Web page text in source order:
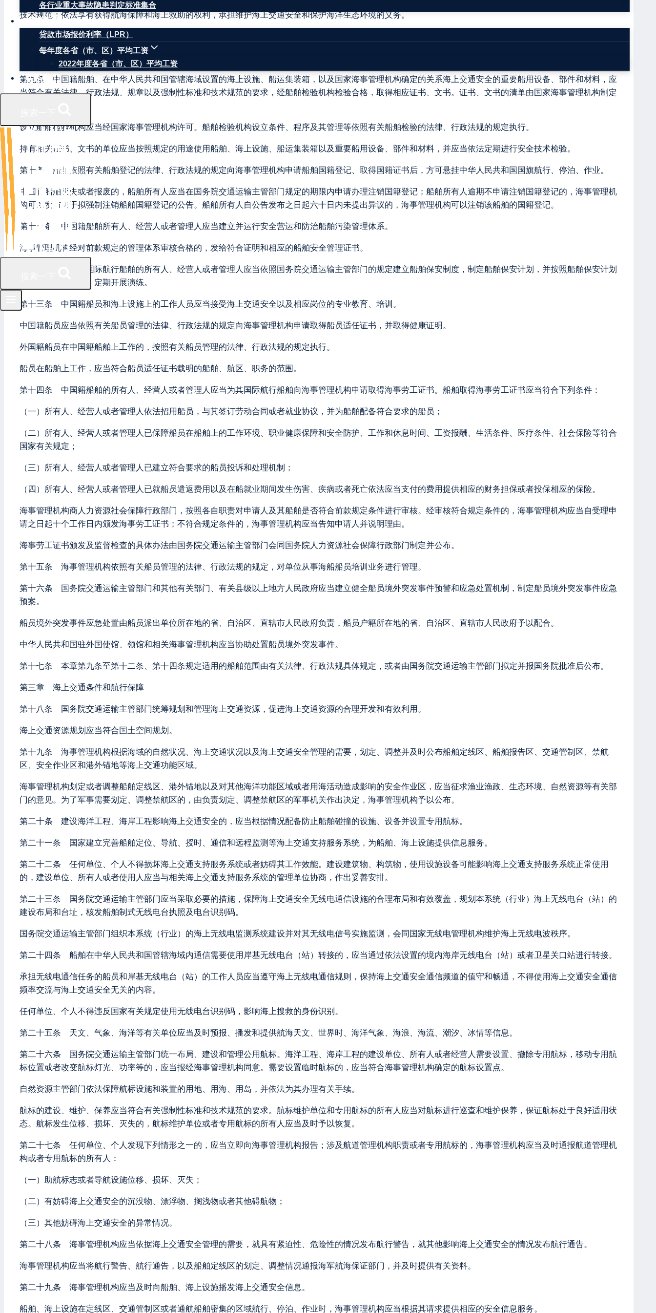
各行业重大事故隐患判定标准集合
权威数据
贷款市场报价利率（LPR）
每年度各省（市、区）平均工资
2022年度各省（市、区）平均工资
联系我们
技术规范；依法享有获得航海保障和海上救助的权利，承担维护海上交通安全和保护海洋生态环境的义务。
第八条 国家鼓励和支持先进科学技术在海上交通安全工作中的应用，促进海上交通安全现代化建设，提高海上交通安全科学技术水平。
第二章 船舶、海上设施和船员
第九条 中国籍船舶、在中华人民共和国管辖海域设置的海上设施、船运集装箱，以及国家海事管理机构确定的关系海上交通安全的重要船用设备、部件和材料，应
当符合有关法律、行政法规、规章以及强制性标准和技术规范的要求，经船舶检验机构检验合格，取得相应证书、文书。证书、文书的清单由国家海事管理机构制定
设立船舶检验机构应当经国家海事管理机构许可。船舶检验机构设立条件、程序及其管理等依照有关船舶检验的法律、行政法规的规定执行。
持有相关证书、文书的单位应当按照规定的用途使用船舶、海上设施、船运集装箱以及重要船用设备、部件和材料，并应当依法定期进行安全技术检验。
第十条 船舶依照有关船舶登记的法律、行政法规的规定向海事管理机构申请船舶国籍登记、取得国籍证书后，方可悬挂中华人民共和国国旗航行、停泊、作业。
中国籍船舶灭失或者报废的，船舶所有人应当在国务院交通运输主管部门规定的期限内申请办理注销国籍登记；船舶所有人逾期不申请注销国籍登记的，海事管理机
构可以发布关于拟强制注销船舶国籍登记的公告。船舶所有人自公告发布之日起六十日内未提出异议的，海事管理机构可以注销该船舶的国籍登记。
第十一条 中国籍船舶所有人、经营人或者管理人应当建立并运行安全营运和防治船舶污染管理体系。
海事管理机构经对前款规定的管理体系审核合格的，发给符合证明和相应的船舶安全管理证书。
第十二条 中国籍国际航行船舶的所有人、经营人或者管理人应当依照国务院交通运输主管部门的规定建立船舶保安制度，制定船舶保安计划，并按照船舶保安计划
配备船舶保安设备，定期开展演练。
第十三条 中国籍船员和海上设施上的工作人员应当接受海上交通安全以及相应岗位的专业教育、培训。
中国籍船员应当依照有关船员管理的法律、行政法规的规定向海事管理机构申请取得船员适任证书，并取得健康证明。
外国籍船员在中国籍船舶上工作的，按照有关船员管理的法律、行政法规的规定执行。
船员在船舶上工作，应当符合船员适任证书载明的船舶、航区、职务的范围。
第十四条 中国籍船舶的所有人、经营人或者管理人应当为其国际航行船舶向海事管理机构申请取得海事劳工证书。船舶取得海事劳工证书应当符合下列条件：
（一）所有人、经营人或者管理人依法招用船员，与其签订劳动合同或者就业协议，并为船舶配备符合要求的船员；
（二）所有人、经营人或者管理人已保障船员在船舶上的工作环境、职业健康保障和安全防护、工作和休息时间、工资报酬、生活条件、医疗条件、社会保险等符合
国家有关规定；
（三）所有人、经营人或者管理人已建立符合要求的船员投诉和处理机制；
（四）所有人、经营人或者管理人已就船员遣返费用以及在船就业期间发生伤害、疾病或者死亡依法应当支付的费用提供相应的财务担保或者投保相应的保险。
海事管理机构商人力资源社会保障行政部门，按照各自职责对申请人及其船舶是否符合前款规定条件进行审核。经审核符合规定条件的，海事管理机构应当自受理申
请之日起十个工作日内颁发海事劳工证书；不符合规定条件的，海事管理机构应当告知申请人并说明理由。
海事劳工证书颁发及监督检查的具体办法由国务院交通运输主管部门会同国务院人力资源社会保障行政部门制定并公布。
第十五条 海事管理机构依照有关船员管理的法律、行政法规的规定，对单位从事海船船员培训业务进行管理。
第十六条 国务院交通运输主管部门和其他有关部门、有关县级以上地方人民政府应当建立健全船员境外突发事件预警和应急处置机制，制定船员境外突发事件应急
预案。
船员境外突发事件应急处置由船员派出单位所在地的省、自治区、直辖市人民政府负责，船员户籍所在地的省、自治区、直辖市人民政府予以配合。
中华人民共和国驻外国使馆、领馆和相关海事管理机构应当协助处置船员境外突发事件。
第十七条 本章第九条至第十二条、第十四条规定适用的船舶范围由有关法律、行政法规具体规定，或者由国务院交通运输主管部门拟定并报国务院批准后公布。
第三章 海上交通条件和航行保障
第十八条 国务院交通运输主管部门统筹规划和管理海上交通资源，促进海上交通资源的合理开发和有效利用。
海上交通资源规划应当符合国土空间规划。
第十九条 海事管理机构根据海域的自然状况、海上交通状况以及海上交通安全管理的需要，划定、调整并及时公布船舶定线区、船舶报告区、交通管制区、禁航
区、安全作业区和港外锚地等海上交通功能区域。
海事管理机构划定或者调整船舶定线区、港外锚地以及对其他海洋功能区域或者用海活动造成影响的安全作业区，应当征求渔业渔政、生态环境、自然资源等有关部
门的意见。为了军事需要划定、调整禁航区的，由负责划定、调整禁航区的军事机关作出决定，海事管理机构予以公布。
第二十条 建设海洋工程、海岸工程影响海上交通安全的，应当根据情况配备防止船舶碰撞的设施、设备并设置专用航标。
第二十一条 国家建立完善船舶定位、导航、授时、通信和远程监测等海上交通支持服务系统，为船舶、海上设施提供信息服务。
第二十二条 任何单位、个人不得损坏海上交通支持服务系统或者妨碍其工作效能。建设建筑物、构筑物，使用设施设备可能影响海上交通支持服务系统正常使用
的，建设单位、所有人或者使用人应当与相关海上交通支持服务系统的管理单位协商，作出妥善安排。
第二十三条 国务院交通运输主管部门应当采取必要的措施，保障海上交通安全无线电通信设施的合理布局和有效覆盖，规划本系统（行业）海上无线电台（站）的
建设布局和台址，核发船舶制式无线电台执照及电台识别码。
国务院交通运输主管部门组织本系统（行业）的海上无线电监测系统建设并对其无线电信号实施监测，会同国家无线电管理机构维护海上无线电波秩序。
第二十四条 船舶在中华人民共和国管辖海域内通信需要使用岸基无线电台（站）转接的，应当通过依法设置的境内海岸无线电台（站）或者卫星关口站进行转接。
承担无线电通信任务的船员和岸基无线电台（站）的工作人员应当遵守海上无线电通信规则，保持海上交通安全通信频道的值守和畅通，不得使用海上交通安全通信
频率交流与海上交通安全无关的内容。
任何单位、个人不得违反国家有关规定使用无线电台识别码，影响海上搜救的身份识别。
第二十五条 天文、气象、海洋等有关单位应当及时预报、播发和提供航海天文、世界时、海洋气象、海浪、海流、潮汐、冰情等信息。
第二十六条 国务院交通运输主管部门统一布局、建设和管理公用航标。海洋工程、海岸工程的建设单位、所有人或者经营人需要设置、撤除专用航标，移动专用航
标位置或者改变航标灯光、功率等的，应当报经海事管理机构同意。需要设置临时航标的，应当符合海事管理机构确定的航标设置点。
自然资源主管部门依法保障航标设施和装置的用地、用海、用岛，并依法为其办理有关手续。
航标的建设、维护、保养应当符合有关强制性标准和技术规范的要求。航标维护单位和专用航标的所有人应当对航标进行巡查和维护保养，保证航标处于良好适用状
态。航标发生位移、损坏、灭失的，航标维护单位或者专用航标的所有人应当及时予以恢复。
第二十七条 任何单位、个人发现下列情形之一的，应当立即向海事管理机构报告；涉及航道管理机构职责或者专用航标的，海事管理机构应当及时通报航道管理机
构或者专用航标的所有人：
（一）助航标志或者导航设施位移、损坏、灭失；
（二）有妨碍海上交通安全的沉没物、漂浮物、搁浅物或者其他碍航物；
（三）其他妨碍海上交通安全的异常情况。
第二十八条 海事管理机构应当依据海上交通安全管理的需要，就具有紧迫性、危险性的情况发布航行警告，就其他影响海上交通安全的情况发布航行通告。
海事管理机构应当将航行警告、航行通告，以及船舶定线区的划定、调整情况通报海军航海保证部门，并及时提供有关资料。
第二十九条 海事管理机构应当及时向船舶、海上设施播发海上交通安全信息。
船舶、海上设施在定线区、交通管制区或者通航船舶密集的区域航行、停泊、作业时，海事管理机构应当根据其请求提供相应的安全信息服务。